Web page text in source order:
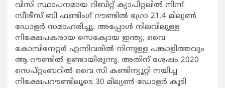
വിസി സ്ഥാപനമായ റിബിറ്റ് ക്യാപിറ്റലില്‍ നിന്ന്
സീരീസ് ബി ഫണ്ടിംഗ് റൗണ്ടില്‍ ഗ്രോ 21.4 മില്യണ്‍
ഡോളര്‍ സമാഹരിച്ചു. അപ്പോള്‍ നിലവിലുള്ള
നിക്ഷേപകരായ സെക്വോയ ഇന്ത്യ, വൈ
കോമ്പിനേറ്റര്‍ എന്നിവരില്‍ നിന്നുള്ള പങ്കാളിത്തവും
ആ റൗണ്ടില്‍ ഉണ്ടായിരുന്നു. അതിന് ശേഷം 2020
സെപ്റ്റംബറില്‍ വൈ സി കണ്ടിന്യൂറ്റി നയിച്ച
നിക്ഷേപറൗണ്ടിലൂടെ 30 മില്യണ്‍ ഡോളര്‍ കൂടി